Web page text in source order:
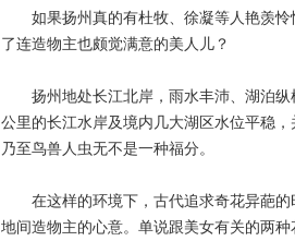
如果扬州真的有杜牧、徐凝等人艳羡怜
了连造物主也颇觉满意的美人儿？
扬州地处长江北岸，雨水丰沛、湖泊纵
公里的长江水岸及境内几大湖区水位平稳
乃至鸟兽人虫无不是一种福分。
在这样的环境下，古代追求奇花异葩的
地间造物主的心意。单说跟美女有关的两